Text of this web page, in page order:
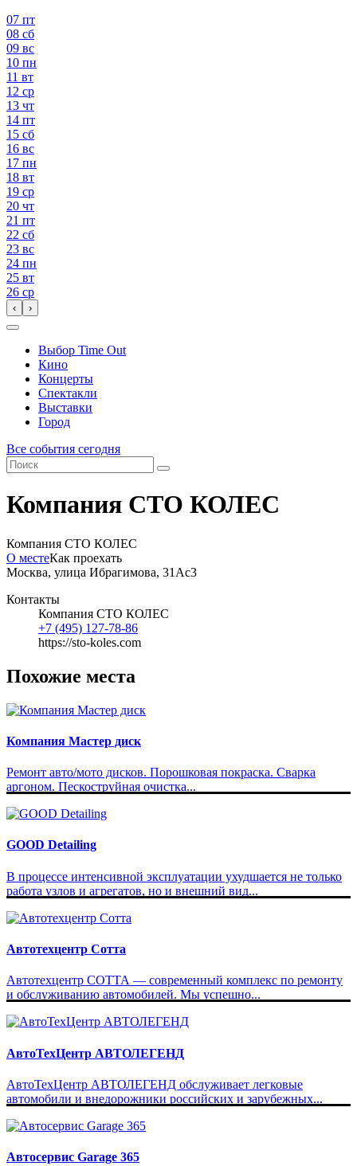
07 пт
08 сб
09 вс
10 пн
11 вт
12 ср
13 чт
14 пт
15 сб
16 вс
17 пн
18 вт
19 ср
20 чт
21 пт
22 сб
23 вс
24 пн
25 вт
26 ср
‹ ›
Выбор Time Out
Кино
Концерты
Спектакли
Выставки
Город
Все события сегодня
Компания СТО КОЛЕС
Компания СТО КОЛЕС
О местеКак проехать
Москва, улица Ибрагимова, 31Ас3
Контакты
Компания СТО КОЛЕС
+7 (495) 127-78-86
https://sto-koles.com
Похожие места
Компания Мастер диск
Ремонт авто/мото дисков. Порошковая покраска. Сварка
аргоном. Пескоструйная очистка...
GOOD Detailing
В процессе интенсивной эксплуатации ухудшается не только
работа узлов и агрегатов, но и внешний вид...
Автотехцентр Сотта
Автотехцентр СОТТА — современный комплекс по ремонту
и обслуживанию автомобилей. Мы успешно...
АвтоТехЦентр АВТОЛЕГЕНД
АвтоТехЦентр АВТОЛЕГЕНД обслуживает легковые
автомобили и внедорожники российских и зарубежных...
Автосервис Garage 365